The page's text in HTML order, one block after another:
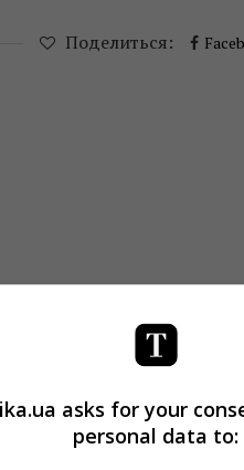
Поделиться:
asks for your
personal data to: